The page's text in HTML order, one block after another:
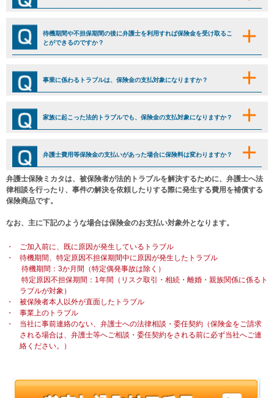
待機期間や不担保期間の後に弁護士を利用すれば保険金を受け取るこ
とができるのですか？
事業に係わるトラブルは、保険金の支払対象になりますか？
家族に起こった法的トラブルでも、保険金の支払対象になりますか？
弁護士費用等保険金の支払いがあった場合に保険料は変わりますか？
弁護士保険ミカタは、被保険者が法的トラブルを解決するために、弁護士へ法
律相談を行ったり、事件の解決を依頼したりする際に発生する費用を補償する
保険商品です。
なお、主に下記のような場合は保険金のお支払い対象外となります。
・
ご加入前に、既に原因が発生しているトラブル
・
待機期間、特定原因不担保期間中に原因が発生したトラブル
待機期間：3か月間（特定偶発事故は除く）
特定原因不担保期間：1年間（リスク取引・相続・離婚・親族関係に係るト
ラブルが対象）
・
被保険者本人以外が直面したトラブル
・
事業上のトラブル
・
当社に事前連絡のない、弁護士への法律相談・委任契約（保険金をご請求
される場合は、弁護士等へご相談・委任契約をされる前に必ず当社へご連
絡ください。）